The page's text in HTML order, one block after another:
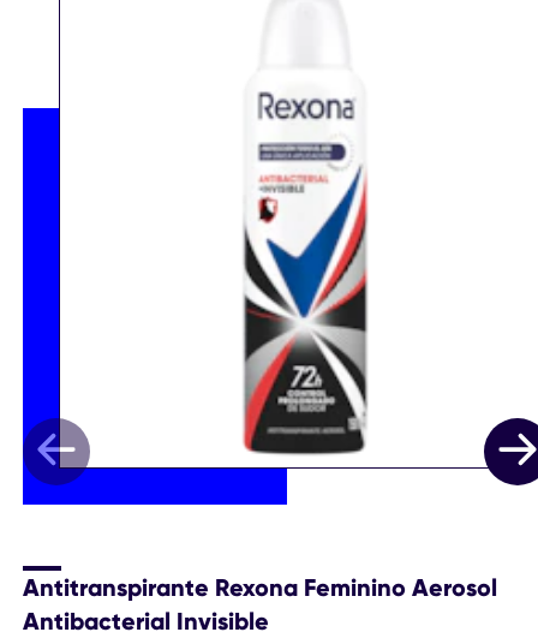
Antitranspirante Rexona Feminino Aerosol
Antibacterial Invisible